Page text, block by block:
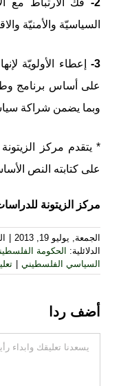
2-
فك الارتباط مع
السياسيّة والأمنيّة
3-
إعطاء الأولويّة
على أساس برنامج
وبما يضمن شراكة
* يتقدم مركز
على كتابته النص
مركز الزيتونة للدراسات
الجمعة, يوليو 19, 2013
الدلائلية: الحكومة
السياسي الفلسطيني
أضف ردا
تعليقات